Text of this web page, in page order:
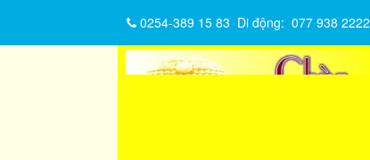
0254-389 15 83 Di động: 077 938 2222